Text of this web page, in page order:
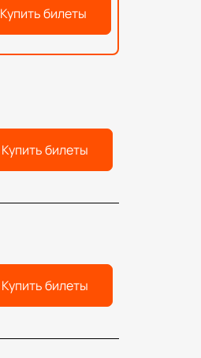
Купить билеты
Купить билеты
Купить билеты